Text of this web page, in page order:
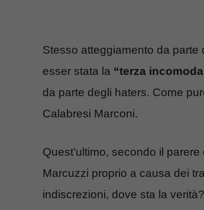
Stesso atteggiamento da parte
esser stata la “terza
da parte degli haters. Come
Calabresi Marconi.
Quest’ultimo, secondo il
Marcuzzi proprio a causa dei
indiscrezioni, dove sta la verità?